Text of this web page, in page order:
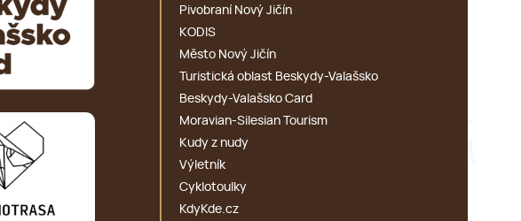
Pivobraní Nový Jičín
KODIS
Město Nový Jičín
Turistická oblast Beskydy-Valašsko
Beskydy-Valašsko Card
Moravian-Silesian Tourism
Kudy z nudy
Výletník
Cyklotoulky
KdyKde.cz